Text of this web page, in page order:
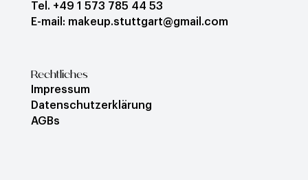
Tel. +49 1 573 785 44 53
E-mail: makeup.stuttgart@gmail.com
Rechtliches
Impressum
Datenschutzerklärung
AGBs